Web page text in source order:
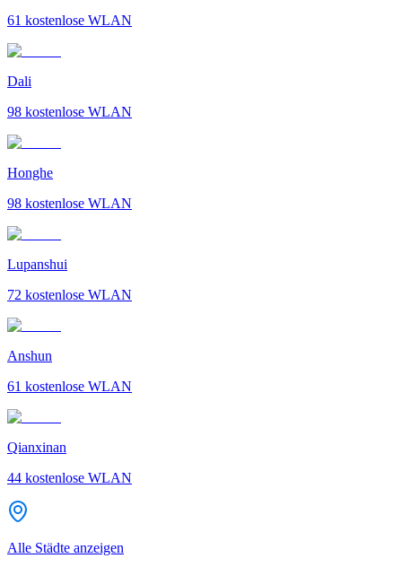
61 kostenlose WLAN
Dali
98 kostenlose WLAN
Honghe
98 kostenlose WLAN
Lupanshui
72 kostenlose WLAN
Anshun
61 kostenlose WLAN
Qianxinan
44 kostenlose WLAN
Alle Städte anzeigen